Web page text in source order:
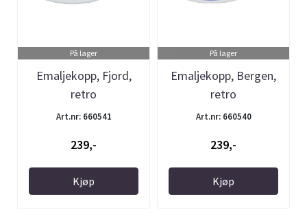
På lager
Emaljekopp, Fjord,
retro
Art.nr: 660541
239,-
Kjøp
På lager
Emaljekopp, Bergen,
retro
Art.nr: 660540
239,-
Kjøp